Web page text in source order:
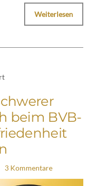
Weiterlesen
beim BVB-
3 Kommentare